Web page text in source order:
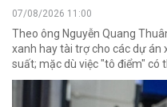
07/08/2026 11:00
Theo ông Nguyễn Quang
xanh hay tài trợ cho các dự án
suất; mặc dù việc "tô điểm" có